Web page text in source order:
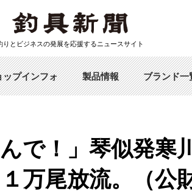
りとビジネスの発展を応援するニュースサイト
ップインフォ 製品情報 ブランド一
で！」琴似発寒
万尾放流。（公